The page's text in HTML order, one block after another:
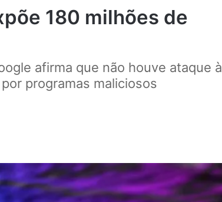
180 milhões de
afirma que não houve ataque à
programas maliciosos